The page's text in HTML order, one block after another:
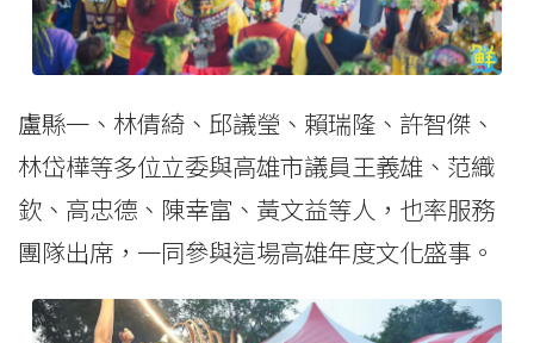
盧縣一、林倩綺、邱議瑩、賴瑞隆、許智傑、
林岱樺等多位立委與高雄市議員王義雄、范織
欽、高忠德、陳幸富、黃文益等人，也率服務
團隊出席，一同參與這場高雄年度文化盛事。